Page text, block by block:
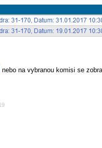
nebo na vybranou komisi se